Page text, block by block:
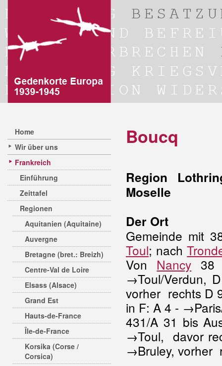
Home
Wir über uns
Frankreich
Einführung
Zeittafel
Regionen
Aquitanien (Aquitaine)
Auvergne
Bretagne (bret.: Breizh)
Centre-Val de Loire
Elsass (Alsace)
Grand Est
Hauts-de-France
Île-de-France
Korsika (Corse /
Corsica)
Boucq
Region
Moselle
Der Ort
Gemeinde mit
Toul; nach
Von Nancy
→Toul/Verdun,
vorher rechts D
in F: A 4 -
431/A 31 bis
→Toul, davor
→Bruley, vorher